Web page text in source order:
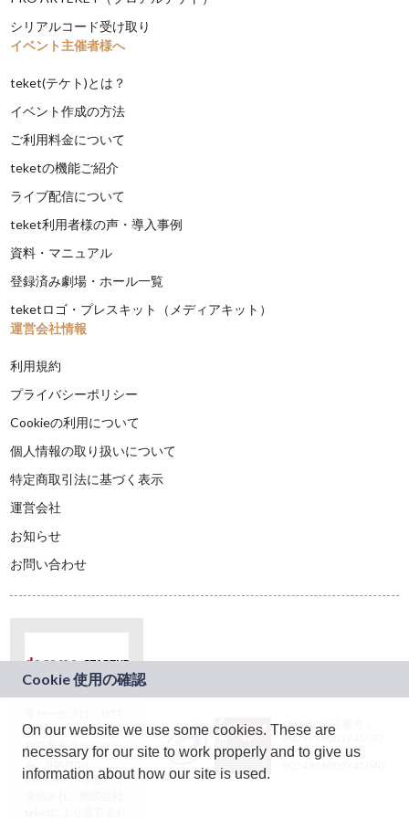
シリアルコード受け取り
イベント主催者様へ
teket(テケト)とは？
イベント作成の方法
ご利用料金について
teketの機能ご紹介
ライブ配信について
teket利用者様の声・導入事例
資料・マニュアル
登録済み劇場・ホール一覧
teketロゴ・プレスキット（メディアキット）
運営会社情報
利用規約
プライバシーポリシー
Cookieの利用について
個人情報の取り扱いについて
特定商取引法に基づく表示
運営会社
お知らせ
お問い合わせ
ドコモグループの新
規事業創出プログラ
ム「docomo
STARTUP」を通じて
JASRAC許諾番号：
9024936001Y45037
JASRAC許諾番号：
On our website we use some cookies. These are
necessary for our site to work properly and to give us
information about how our site is used.